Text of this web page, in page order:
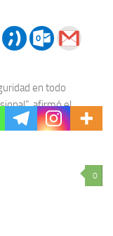
en todo
afirmó el
0